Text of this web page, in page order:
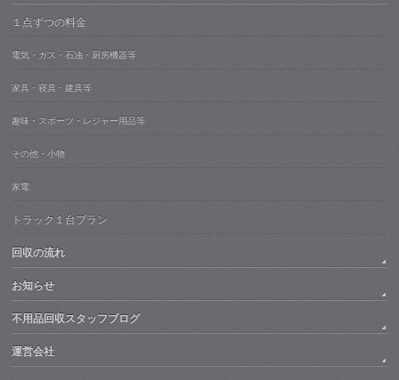
１点ずつの料金
電気・ガス・石油・厨房機器等
家具・寝具・建具等
趣味・スポーツ・レジャー用品等
その他・小物
家電
トラック１台プラン
回収の流れ
お知らせ
不用品回収スタッフブログ
運営会社